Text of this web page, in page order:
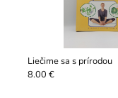
Liečime sa s prírodou
8.00 €